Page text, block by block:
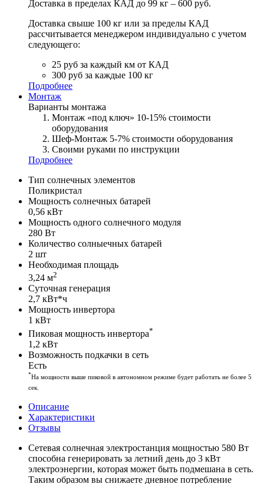
Доставка в пределах КАД до 99 кг – 600 руб.
Доставка свыше 100 кг или за пределы КАД
рассчитывается менеджером индивидуально с учетом
следующего:
25 руб за каждый км от КАД
300 руб за каждые 100 кг
Подробнее
Монтаж
Варианты монтажа
Монтаж «под ключ» 10-15% стоимости
оборудования
Шеф-Монтаж 5-7% стоимости оборудования
Своими руками по инструкции
Подробнее
Тип солнечных элементов
Поликристал
Мощность солнечных батарей
0,56 кВт
Мощность одного солнечного модуля
280 Вт
Количество солныечных батарей
2 шт
Необходимая площадь
3,24 м2
Суточная генерация
2,7 кВт*ч
Мощность инвертора
1 кВт
Пиковая мощность инвертора*
1,2 кВт
Возможность подкачки в сеть
Есть
*На мощности выше пиковой в автономном режиме будет работать не более 5
сек.
Описание
Характеристики
Отзывы
Сетевая солнечная электростанция мощностью 580 Вт
способна генерировать за летний день до 3 кВт
электроэнергии, которая может быть подмешана в сеть.
Таким образом вы снижаете дневное потребление